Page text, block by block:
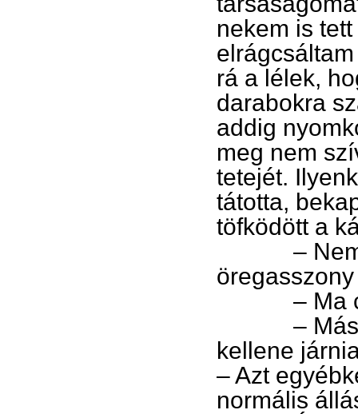
nekem is
rá a lélek,
darabokra
addig
meg nem
tetejét.
tátotta,
töfködött a
– Nem
– Ma
–
kellene
– Azt
normális